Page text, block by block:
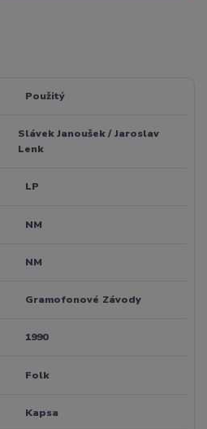
Použitý
Slávek Janoušek / Jaroslav
Lenk
LP
NM
NM
Gramofonové Závody
1990
Folk
Kapsa